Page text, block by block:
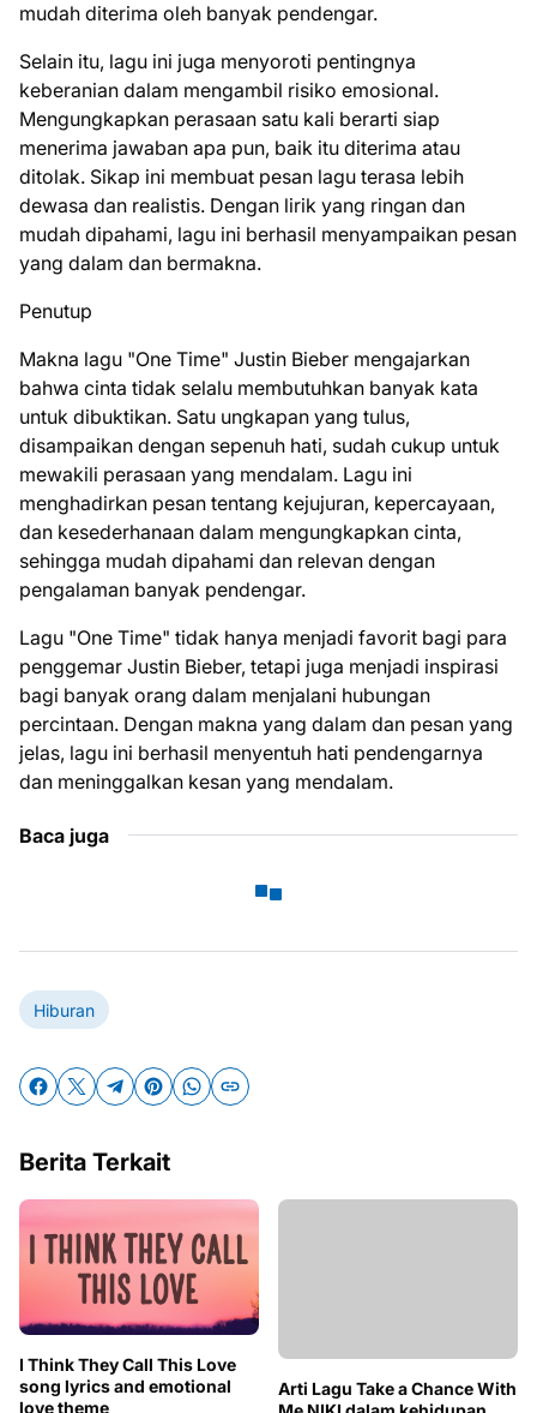
mudah diterima oleh banyak pendengar.
Selain itu, lagu ini juga menyoroti pentingnya
keberanian dalam mengambil risiko emosional.
Mengungkapkan perasaan satu kali berarti siap
menerima jawaban apa pun, baik itu diterima atau
ditolak. Sikap ini membuat pesan lagu terasa lebih
dewasa dan realistis. Dengan lirik yang ringan dan
mudah dipahami, lagu ini berhasil menyampaikan pesan
yang dalam dan bermakna.
Penutup
Makna lagu "One Time" Justin Bieber mengajarkan
bahwa cinta tidak selalu membutuhkan banyak kata
untuk dibuktikan. Satu ungkapan yang tulus,
disampaikan dengan sepenuh hati, sudah cukup untuk
mewakili perasaan yang mendalam. Lagu ini
menghadirkan pesan tentang kejujuran, kepercayaan,
dan kesederhanaan dalam mengungkapkan cinta,
sehingga mudah dipahami dan relevan dengan
pengalaman banyak pendengar.
Lagu "One Time" tidak hanya menjadi favorit bagi para
penggemar Justin Bieber, tetapi juga menjadi inspirasi
bagi banyak orang dalam menjalani hubungan
percintaan. Dengan makna yang dalam dan pesan yang
jelas, lagu ini berhasil menyentuh hati pendengarnya
dan meninggalkan kesan yang mendalam.
Baca juga
Hiburan
Berita Terkait
I Think They Call This Love
song lyrics and emotional
love theme
Arti Lagu Take a Chance With
Me NIKI dalam kehidupan
sehari-hari